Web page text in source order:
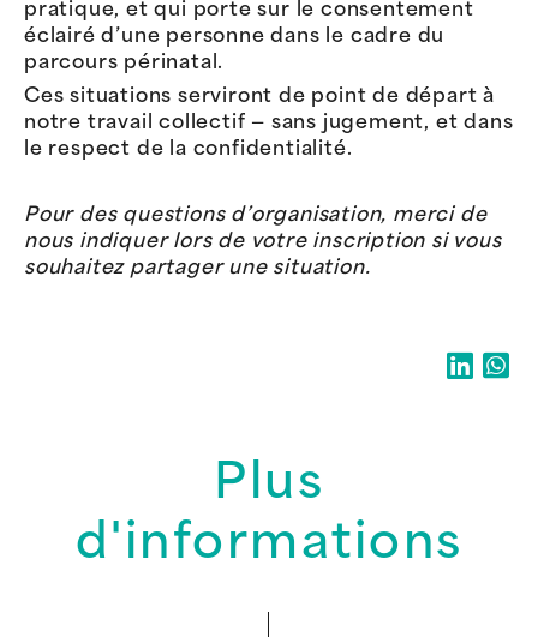
pratique, et qui porte sur le consentement
éclairé d’une personne dans le cadre du
parcours périnatal.
Ces situations serviront de point de départ à
notre travail collectif — sans jugement, et dans
le respect de la confidentialité.
Pour des questions d’organisation, merci de
nous indiquer lors de votre inscription si vous
souhaitez partager une situation.
Plus
d'informations